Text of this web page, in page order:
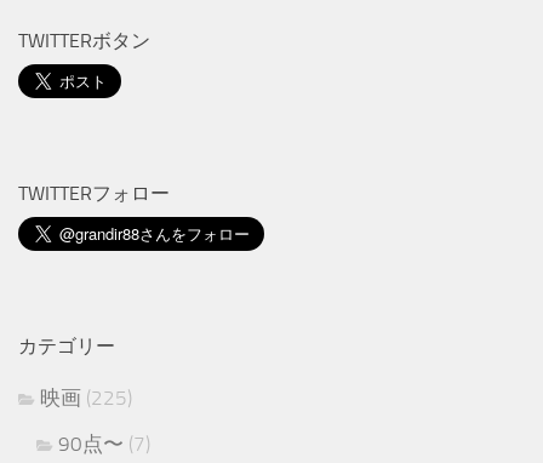
TWITTERボタン
TWITTERフォロー
カテゴリー
映画 (225)
90点〜 (7)